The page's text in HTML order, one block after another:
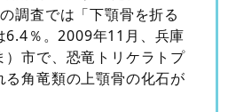
調査では「下顎骨を折る
6.4％。2009年11月、兵庫
）市で、恐竜トリケラトプ
る角竜類の上顎骨の化石が